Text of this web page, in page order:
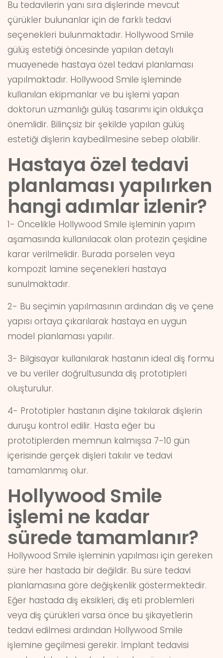
Bu tedavilerin yanı sıra dişlerinde mevcut
çürükler bulunanlar için de farklı tedavi
seçenekleri bulunmaktadır. Hollywood Smile
gülüş estetiği öncesinde yapılan detaylı
muayenede hastaya özel tedavi planlaması
yapılmaktadır. Hollywood Smile işleminde
kullanılan ekipmanlar ve bu işlemi yapan
doktorun uzmanlığı gülüş tasarımı için oldukça
önemlidir. Bilinçsiz bir şekilde yapılan gülüş
estetiği dişlerin kaybedilmesine sebep olabilir.
Hastaya özel tedavi
planlaması yapılırken
hangi adımlar izlenir?
1- Öncelikle Hollywood Smile işleminin yapım
aşamasında kullanılacak olan protezin çeşidine
karar verilmelidir. Burada porselen veya
kompozit lamine seçenekleri hastaya
sunulmaktadır.
2- Bu seçimin yapılmasının ardından diş ve çene
yapısı ortaya çıkarılarak hastaya en uygun
model planlaması yapılır.
3- Bilgisayar kullanılarak hastanın ideal diş formu
ve bu veriler doğrultusunda diş prototipleri
oluşturulur.
4- Prototipler hastanın dişine takılarak dişlerin
duruşu kontrol edilir. Hasta eğer bu
prototiplerden memnun kalmışsa 7-10 gün
içerisinde gerçek dişleri takılır ve tedavi
tamamlanmış olur.
Hollywood Smile
işlemi ne kadar
sürede tamamlanır?
Hollywood Smile işleminin yapılması için gereken
süre her hastada bir değildir. Bu süre tedavi
planlamasına göre değişkenlik göstermektedir.
Eğer hastada diş eksikleri, diş eti problemleri
veya diş çürükleri varsa önce bu şikayetlerin
tedavi edilmesi ardından Hollywood Smile
işlemine geçilmesi gerekir. İmplant tedavisi